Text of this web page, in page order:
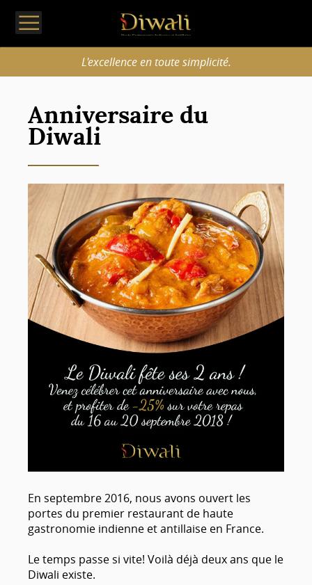
L'excellence en toute simplicité.
Anniversaire du
Diwali
En septembre 2016, nous avons ouvert les
portes du premier restaurant de haute
gastronomie indienne et antillaise en France.
Le temps passe si vite! Voilà déjà deux ans que le
Diwali existe.